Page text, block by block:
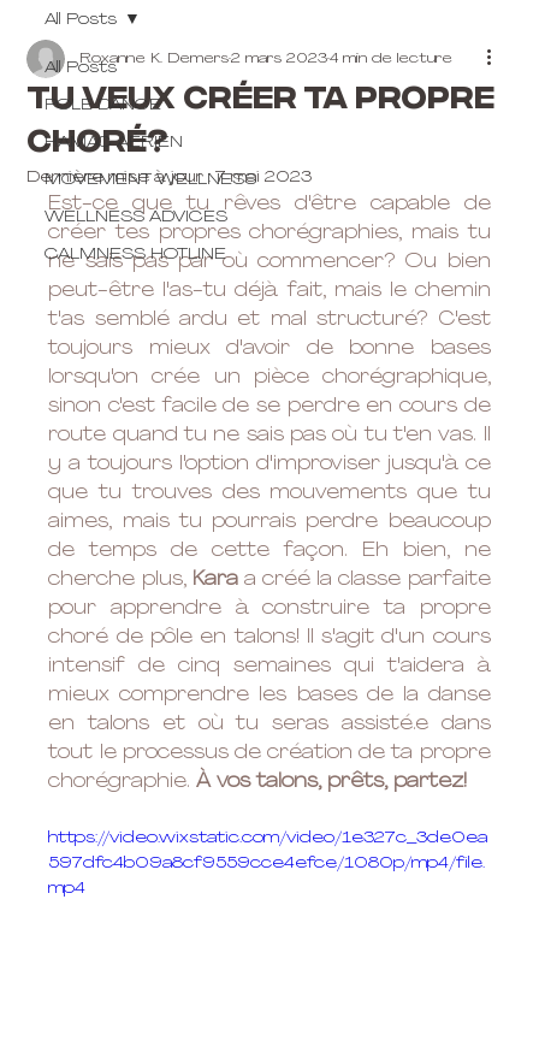
All Posts
POLE DANCE
HAMAC AÉRIEN
MOVEMENT WELLNESS
WELLNESS ADVICES
CALMNESS HOTLINE
All Posts
Tu veux créer ta propre
choré?
Roxanne K. Demers2 mars 20234 min de lecture
Dernière mise à jour :7 mai 2023
Est-ce que tu rêves d'être capable de
créer tes propres chorégraphies, mais tu
ne sais pas par où commencer? Ou bien
peut-être l'as-tu déjà fait, mais le chemin
t'as semblé ardu et mal structuré? C'est
toujours mieux d'avoir de bonne bases
lorsqu'on crée un pièce chorégraphique,
sinon c'est facile de se perdre en cours de
route quand tu ne sais pas où tu t'en vas. Il
y a toujours l'option d'improviser jusqu'à ce
que tu trouves des mouvements que tu
aimes, mais tu pourrais perdre beaucoup
de temps de cette façon. Eh bien, ne
cherche plus, Kara a créé la classe parfaite
pour apprendre à construire ta propre
choré de pôle en talons! Il s'agit d'un cours
intensif de cinq semaines qui t'aidera à
mieux comprendre les bases de la danse
en talons et où tu seras assisté.e dans
tout le processus de création de ta propre
chorégraphie. À vos talons, prêts, partez!
https://video.wixstatic.com/video/1e327c_3de0ea
597dfc4b09a8cf9559cce4efce/1080p/mp4/file.
mp4